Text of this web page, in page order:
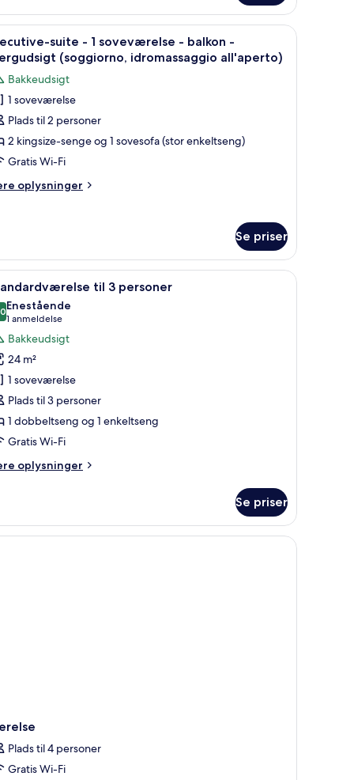
to sengeborde og en vægmonteret lampe.En balkon med jacuzzi, siddeplads og et bord
3
suite - 1 soveværelse - balkon -
(soggiorno, idromassaggio all'aperto)
Bakkeudsigt
1 soveværelse
Plads til 2 personer
2 kingsize-senge og 1 sovesofa (stor enkeltseng)
Gratis Wi-Fi
oplysninger
Se priser
fjernsyn og garderobeskab. Et hotelværelse med seng, skrivebord med
6 til 3 personer
ud af 10
Enestående
1 anmeldelse
(1
anmeldelse)
Bakkeudsigt
24 m²
1 soveværelse
Plads til 3 personer
1 dobbeltseng og 1 enkeltseng
Gratis Wi-Fi
oplysninger
Se priser
Plads til 4 personer
Gratis Wi-Fi